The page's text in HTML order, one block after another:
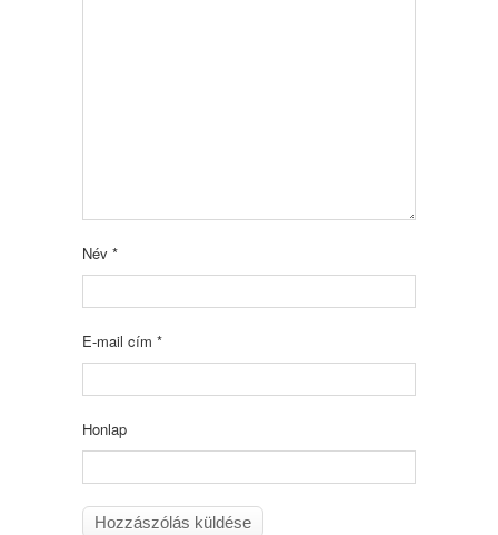
Név *
E-mail cím *
Honlap